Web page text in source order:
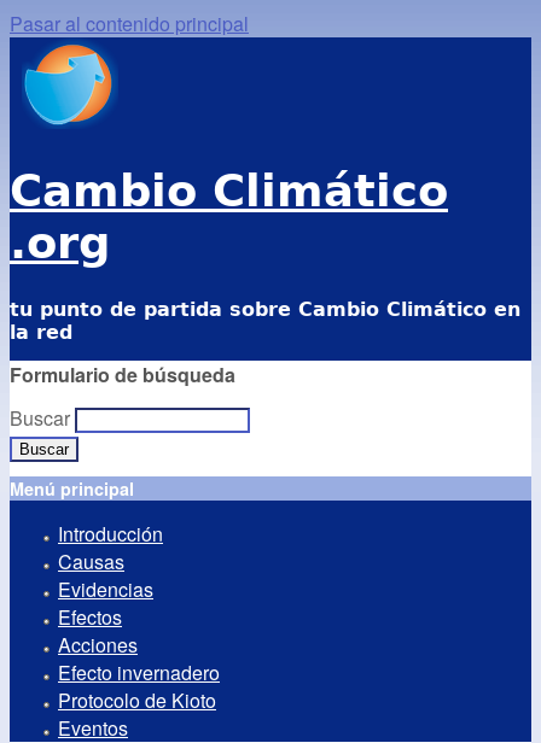
Pasar al contenido principal
Cambio Climático
.org
tu punto de partida sobre Cambio Climático en
la red
Formulario de búsqueda
Buscar
Menú principal
Introducción
Causas
Evidencias
Efectos
Acciones
Efecto invernadero
Protocolo de Kioto
Eventos